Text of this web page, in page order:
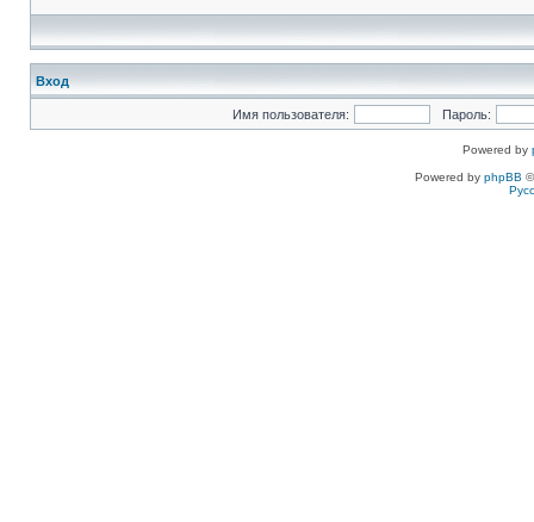
Вход
Имя пользователя: Пароль:
Powered by
Powered by phpBB